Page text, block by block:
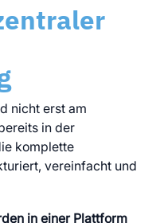
nicht erst am
in der
komplette
vereinfacht und
in einer Plattform